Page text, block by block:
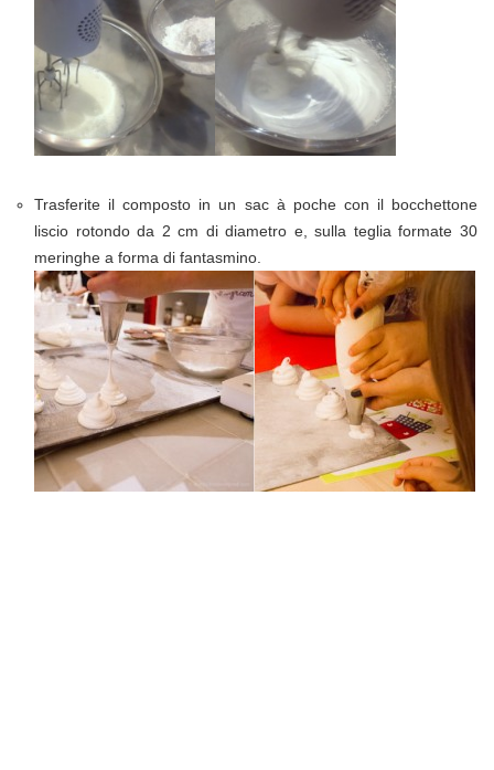
Trasferite il composto in un sac à poche con il bocchettone
liscio rotondo da 2 cm di diametro e, sulla teglia formate 30
meringhe a forma di fantasmino.